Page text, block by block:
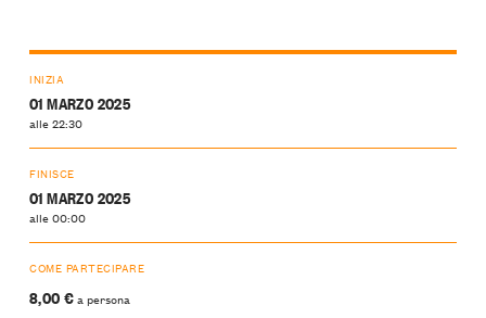
INIZIA
01 MARZO 2025
alle 22:30
FINISCE
01 MARZO 2025
alle 00:00
COME PARTECIPARE
8,00 €a persona